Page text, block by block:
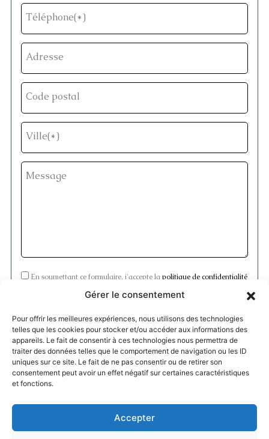
Gérer le consentement
Pour offrir les meilleures expériences, nous utilisons des technologies
telles que les cookies pour stocker et/ou accéder aux informations des
appareils. Le fait de consentir à ces technologies nous permettra de
traiter des données telles que le comportement de navigation ou les ID
uniques sur ce site. Le fait de ne pas consentir ou de retirer son
consentement peut avoir un effet négatif sur certaines caractéristiques
et fonctions.
Accepter
Téléphone(*)
Adresse
Code postal
Ville(*)
Message
En soumettant ce formulaire, j'accepte lapolitique de confidentialité
Ce site est protégé par reCAPTCHA.les règles de confidentialité
Alternative:
À TABLE